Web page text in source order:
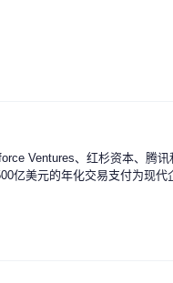
Ventures、红杉资本、腾
亿美元的年化交易支付为现